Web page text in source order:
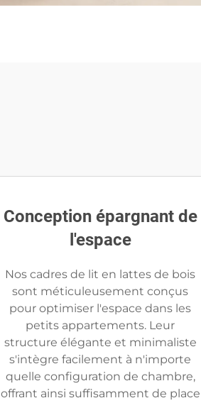
Conception épargnant de
l'espace
Nos cadres de lit en lattes de bois
sont méticuleusement conçus
pour optimiser l'espace dans les
petits appartements. Leur
structure élégante et minimaliste
s'intègre facilement à n'importe
quelle configuration de chambre,
offrant ainsi suffisamment de place